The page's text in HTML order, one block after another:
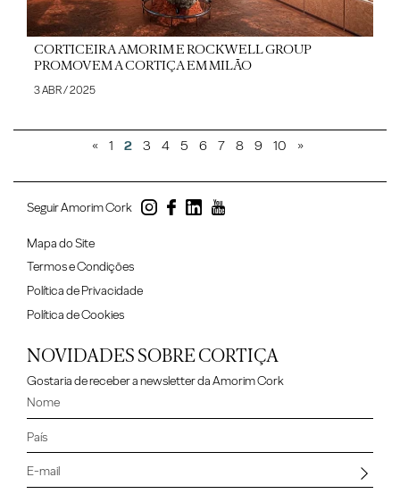
CORTICEIRA AMORIM E ROCKWELL GROUP
PROMOVEM A CORTIÇA EM MILÃO
3 ABR / 2025
« 1 2 3 4 5 6 7 8 9 10 »
Seguir Amorim Cork
Mapa do Site
Termos e Condições
Política de Privacidade
Política de Cookies
NOVIDADES SOBRE CORTIÇA
Gostaria de receber a newsletter da Amorim Cork